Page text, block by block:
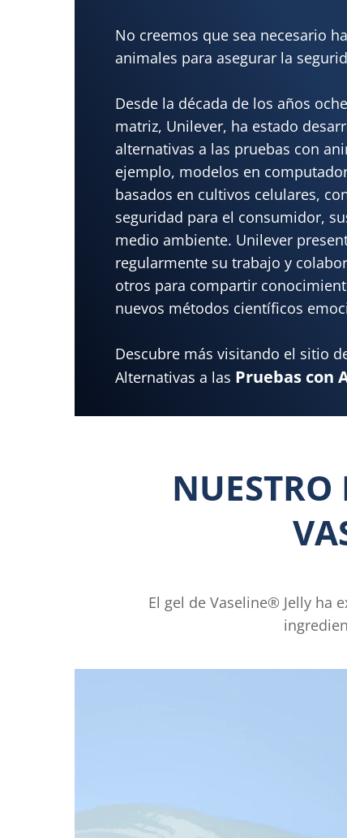
No creemos que sea necesario
animales para asegurar la
Desde la década de los años
matriz, Unilever, ha estado
alternativas a las pruebas con
ejemplo, modelos en
basados en cultivos celulares,
seguridad para el consumidor,
medio ambiente. Unilever
regularmente su trabajo y
otros para compartir
nuevos métodos científicos
Descubre más visitando el sitio
Alternativas a las Pruebas con
El gel de Vaseline® Jelly ha